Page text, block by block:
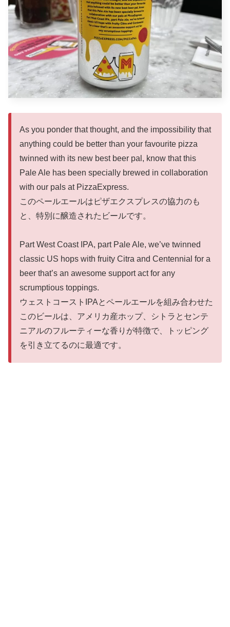
As you ponder that thought, and the impossibility that
anything could be better than your favourite pizza
twinned with its new best beer pal, know that this
Pale Ale has been specially brewed in collaboration
with our pals at PizzaExpress.
このペールエールはピザエクスプレスの協力のも
と、特別に醸造されたビールです。
Part West Coast IPA, part Pale Ale, we’ve twinned
classic US hops with fruity Citra and Centennial for a
beer that’s an awesome support act for any
scrumptious toppings.
ウェストコーストIPAとペールエールを組み合わせた
このビールは、アメリカ産ホップ、シトラとセンテ
ニアルのフルーティーな香りが特徴で、トッピング
を引き立てるのに最適です。